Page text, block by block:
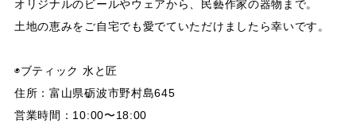
オリジナルのビールやウェアから、民藝作家の器物まで。
土地の恵みをご自宅でも愛でていただけましたら幸いです。
◉ブティック 水と匠
住所：富山県砺波市野村島645
営業時間：10:00〜18:00